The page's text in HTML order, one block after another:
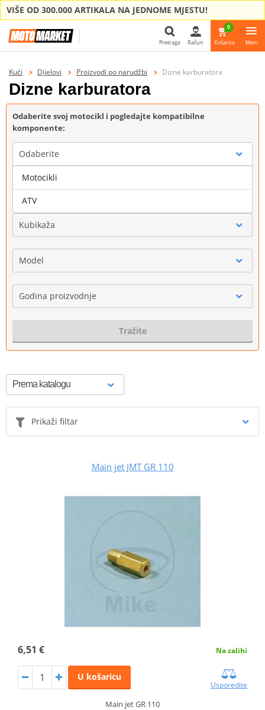
VIŠE OD 300.000 ARTIKALA NA JEDNOME MJESTU!
Pretraga
Pretraga Račun
0
Košarica Meni
Kući Dijelovi Proizvodi po narudžbi Dizne karburatora
Dizne karburatora
Odaberite svoj motocikl i pogledajte kompatibilne
komponente:
Odaberite
Marka
Kubikaža
Model
Godina proizvodnje
Tražite
Prikaži filtar
Main jet JMT GR 110
6,51 € Na zalihi
U košaricu
Usporedite
Main jet GR 110
Motocikli
ATV